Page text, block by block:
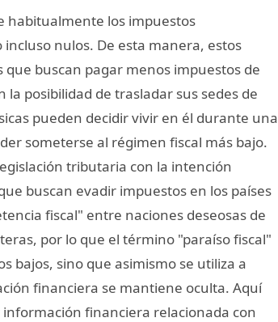
habitualmente los impuestos
nulos. De esta manera, estos
buscan pagar menos impuestos de
posibilidad de trasladar sus sedes de
pueden decidir vivir en él durante una
someterse al régimen fiscal más bajo.
tributaria con la intención
buscan evadir impuestos en los países
fiscal" entre naciones deseosas de
por lo que el término "paraíso fiscal"
bajos, sino que asimismo se utiliza a
financiera se mantiene oculta. Aquí
financiera relacionada con